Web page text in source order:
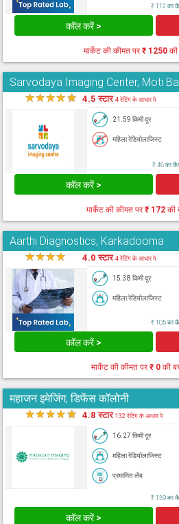
₹ 112 का
कॉल करें >
मार्केट की कीमत पर₹ 1250
Sarvodaya Imaging Center, Moti
★★★★★ 4.5 स्टार4 रेटिंग के आधार पे
21.59 किमी दूर
महिला रेडियोलाजिस्ट
₹ 46 का
कॉल करें >
मार्केट की कीमत पर₹ 172की
Aarthi Diagnostics, Karkadooma
★★★★ 4.0 स्टार4 रेटिंग के आधार पे
15.38 किमी दूर
महिला रेडियोलाजिस्ट
₹ 105 का
कॉल करें >
मार्केट की कीमत पर₹ 0की
महाजन इमेजिंग, डिफेंस कॉलोनी
★★★★★ 4.8 स्टार132 रेटिंग के आधार पे
16.27 किमी दूर
महिला रेडियोलाजिस्ट
प्रमाणित लैब
₹ 139 का
कॉल करें >